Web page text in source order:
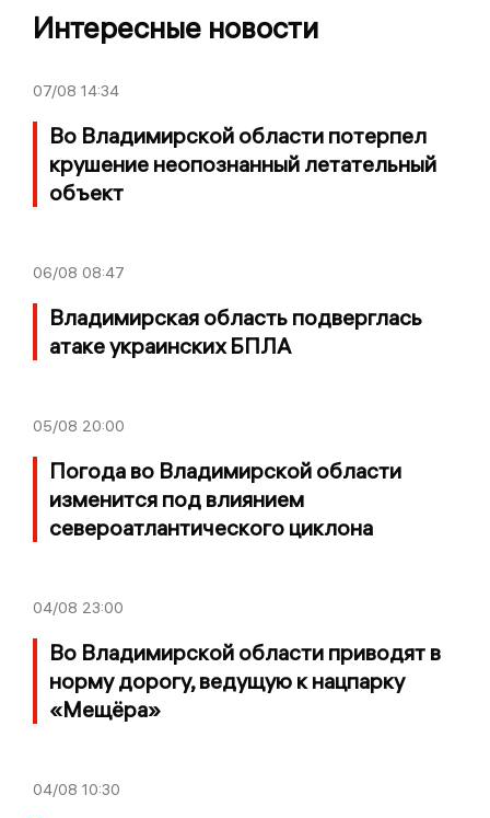
Интересные новости
07/08 14:34
Во Владимирской области потерпел
крушение неопознанный летательный
объект
06/08 08:47
Владимирская область подверглась
атаке украинских БПЛА
05/08 20:00
Погода во Владимирской области
изменится под влиянием
североатлантического циклона
04/08 23:00
Во Владимирской области приводят в
норму дорогу, ведущую к нацпарку
«Мещёра»
04/08 10:30